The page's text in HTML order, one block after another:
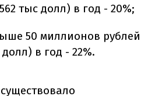
тыс долл) в год - 20%;
50 миллионов рублей
в год - 22%.